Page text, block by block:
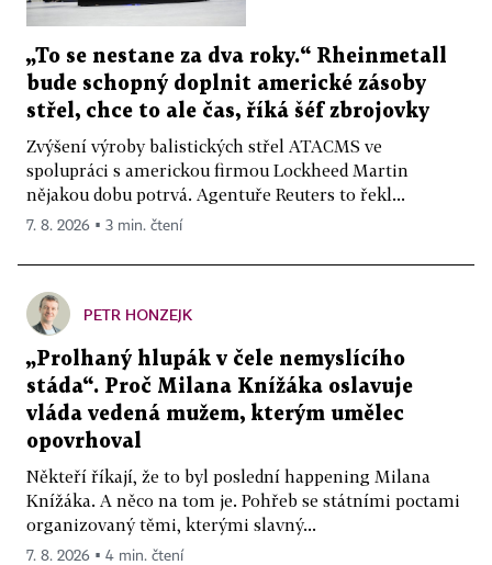
„To se nestane za dva roky.“ Rheinmetall
bude schopný doplnit americké zásoby
střel, chce to ale čas, říká šéf zbrojovky
Zvýšení výroby balistických střel ATACMS ve
spolupráci s americkou firmou Lockheed Martin
nějakou dobu potrvá. Agentuře Reuters to řekl...
7. 8. 2026 ▪ 3 min. čtení
PETR HONZEJK
„Prolhaný hlupák v čele nemyslícího
stáda“. Proč Milana Knížáka oslavuje
vláda vedená mužem, kterým umělec
opovrhoval
Někteří říkají, že to byl poslední happening Milana
Knížáka. A něco na tom je. Pohřeb se státními poctami
organizovaný těmi, kterými slavný...
7. 8. 2026 ▪ 4 min. čtení